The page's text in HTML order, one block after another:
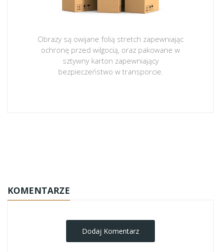
Obrazy są owijane folią stretch zapewniając
ochronę przed wilgocią, oraz pakowane w
sztywny karton zapewniający
bezpieczeństwo w transporcie.
KOMENTARZE
Dodaj Komentarz